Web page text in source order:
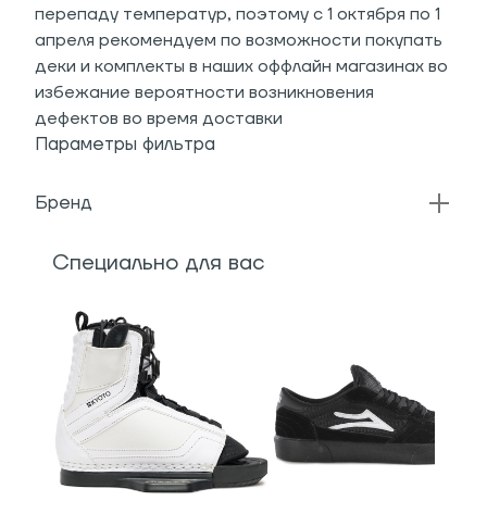
перепаду температур, поэтому с 1 октября по 1
апреля рекомендуем по возможности покупать
деки и комплекты в наших оффлайн магазинах во
избежание вероятности возникновения
дефектов во время доставки
Параметры фильтра
Бренд
Специально для вас